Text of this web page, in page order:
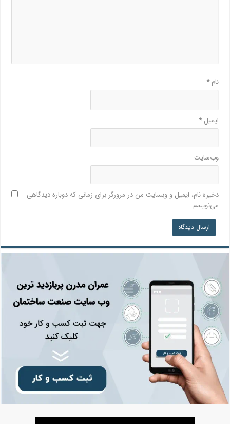
نام*
ایمیل*
وب‌سایت
ذخیره نام، ایمیل و وبسایت من در مرورگر برای زمانی که دوباره دیدگاهی
می‌نویسم.